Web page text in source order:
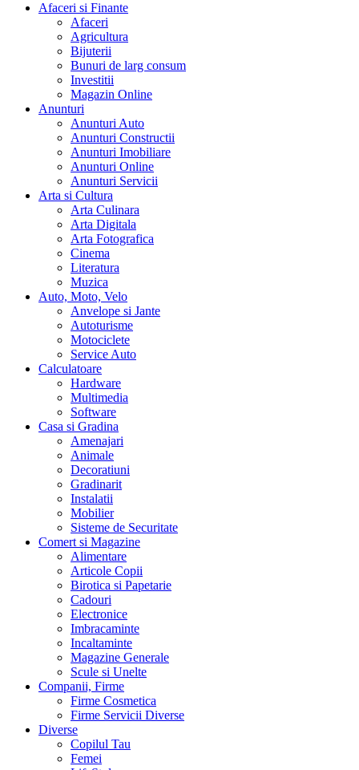
Afaceri si Finante
Afaceri
Agricultura
Bijuterii
Bunuri de larg consum
Investitii
Magazin Online
Anunturi
Anunturi Auto
Anunturi Constructii
Anunturi Imobiliare
Anunturi Online
Anunturi Servicii
Arta si Cultura
Arta Culinara
Arta Digitala
Arta Fotografica
Cinema
Literatura
Muzica
Auto, Moto, Velo
Anvelope si Jante
Autoturisme
Motociclete
Service Auto
Calculatoare
Hardware
Multimedia
Software
Casa si Gradina
Amenajari
Animale
Decoratiuni
Gradinarit
Instalatii
Mobilier
Sisteme de Securitate
Comert si Magazine
Alimentare
Articole Copii
Birotica si Papetarie
Cadouri
Electronice
Imbracaminte
Incaltaminte
Magazine Generale
Scule si Unelte
Companii, Firme
Firme Cosmetica
Firme Servicii Diverse
Diverse
Copilul Tau
Femei